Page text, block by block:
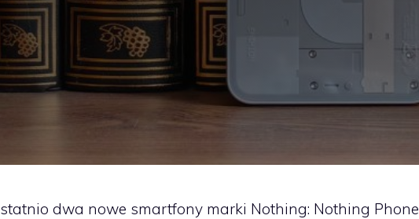
dwa nowe smartfony marki Nothing: Nothing Phone